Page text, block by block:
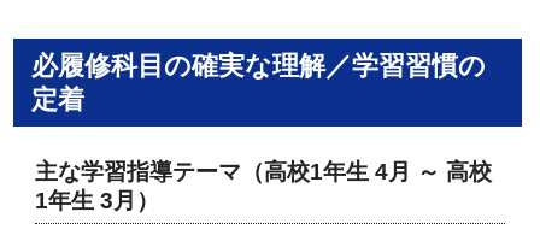
必履修科目の確実な理解／学習習慣の
定着
主な学習指導テーマ（高校1年生 4月 ～ 高校
1年生 3月）